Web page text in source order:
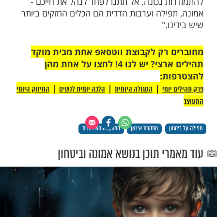
המרכזיים שהדגיש הרב בשיחתו הוא
משבר ואי-ודאות, ישנה הזדמנות לצמיחה
באמונה. "כאשר אדם חש מאוים,"
"זהו הזמן האידיאלי להתחבר אל הקב"ה
בידיו."
שיתף הרב זמיר כהן מניסיונו האישי וסיפר
מתח ביטחוני קודמות, ראה בעיניו כיצד
"ההיסטוריה היהודית מלמדת אותנו שעם
צמח מתוך המשברים והאתגרים," הזכיר.
סיכם הרב, "כולנו צריכים לזכור שלצד
הפיזית, ההתחזקות הרוחנית היא המפתח